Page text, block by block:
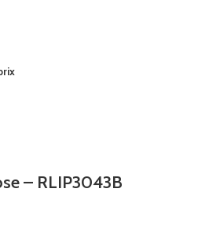
– RLIP3043B